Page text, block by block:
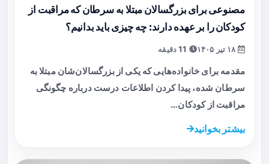
مصنوعی برای بزرگسالان مبتلا به سرطان که مراقبت از
کودکان را بر عهده دارند: چه چیزی باید بدانیم؟
مقدمه برای خانواده‌هایی که یکی از بزرگسالان‌شان مبتلا به
سرطان شده، پیدا کردن اطلاعات درست درباره چگونگی
مراقبت از کودکان…
بیشتر بخوانید